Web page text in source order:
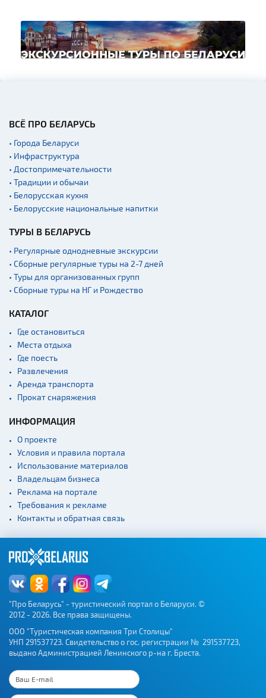
ВСЁ ПРО БЕЛАРУСЬ
• Города Беларуси
• Инфраструктура
• Достопримечательности
• Традиции и обычаи
• Белорусская кухня
• Белорусские национальные напитки
ТУРЫ В БЕЛАРУСЬ
• Регулярные однодневные экскурсии
• Сборные регулярные туры на 2-7 дней
• Туры для организованных групп
• Сборные туры на НГ и Рождество
КАТАЛОГ
Где остановиться
Места отдыха
Где поесть
Развлечения
Аренда транспорта
Прокат снаряжения
ИНФОРМАЦИЯ
О проекте
Условия и правила портала
Использование материалов
Владельцам бизнеса
Реклама на портале
Требования к рекламе
Контакты и обратная связь
"Про Беларусь" - туристический портал о Беларуси. ©
2012 - 2026. Все права защищены.
ООО "Туристическая компания Три Столицы"
УНП 291537723. Свидетельство о гос. регистрации № 291537723,
выдано Администрацией Ленинского р-на г. Бреста.